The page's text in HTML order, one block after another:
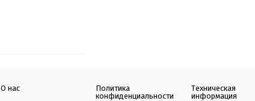
О нас
Политика
конфиденциальности
Техническая
информация